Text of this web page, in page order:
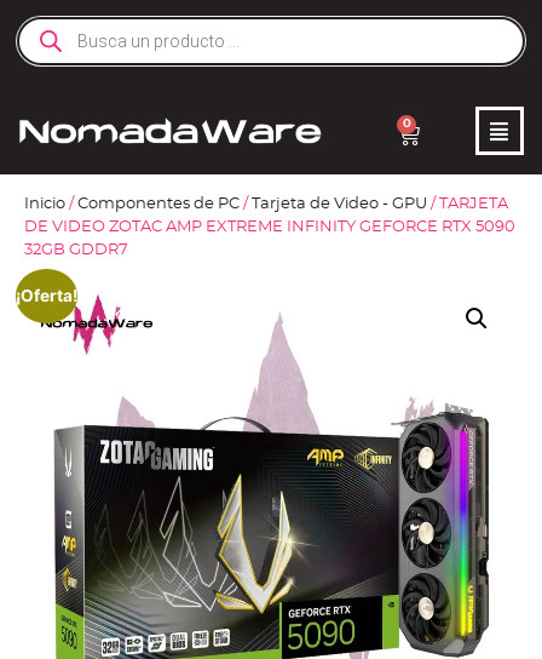
0
Inicio / Componentes de PC / Tarjeta de Video - GPU / TARJETA
DE VIDEO ZOTAC AMP EXTREME INFINITY GEFORCE RTX 5090
32GB GDDR7
¡Oferta!